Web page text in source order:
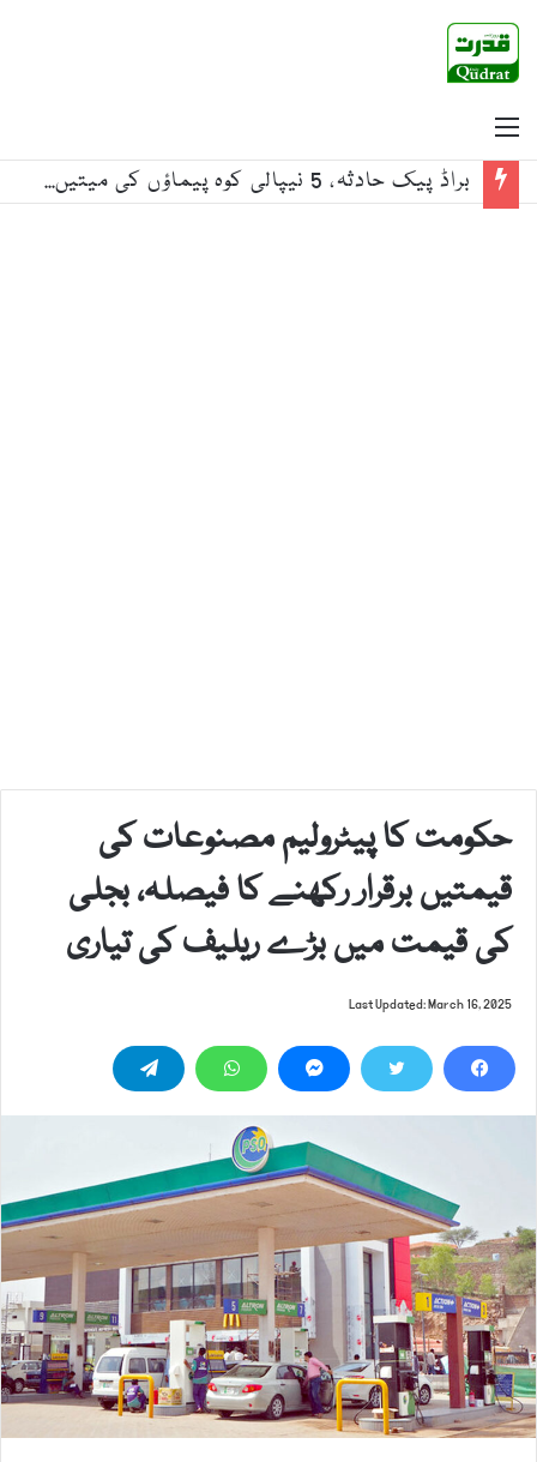
براڈ پیک حادثہ، 5 نیپالی کوہ پیماؤں کی میتیں اسلام آباد منتقل
حکومت کا پیٹرولیم مصنوعات کی
قیمتیں برقرار رکھنے کا فیصلہ، بجلی
کی قیمت میں بڑے ریلیف کی تیاری
Last Updated: March 16, 2025